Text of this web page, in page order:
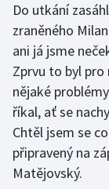
Olympijské hry
Parasport
Plavání
Plážový volejbal
Ragby
Do utkání
zraněného
ani já jsme
Zprvu to byl
nějaké
říkal, ať se
Chtěl jsem se
připravený na
Matějovský.